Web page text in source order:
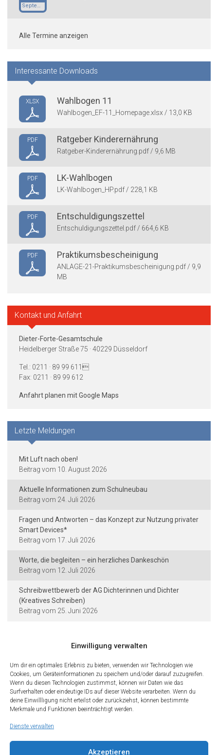
Einwilligung verwalten
Um dir ein optimales Erlebnis zu bieten, verwenden wir Technologien wie
Cookies, um Geräteinformationen zu speichern und/oder darauf zuzugreifen.
Wenn du diesen Technologien zustimmst, können wir Daten wie das
Surfverhalten oder eindeutige IDs auf dieser Website verarbeiten. Wenn du
deine Einwillligung nicht erteilst oder zurückziehst, können bestimmte
Merkmale und Funktionen beeinträchtigt werden.
Dienste verwalten
Akzeptieren
September
Alle Termine anzeigen
Interessante Downloads
XLSX Wahlbogen 11
Wahlbogen_EF-11_Homepage.xlsx / 13,0 KB
PDF Ratgeber Kinderernährung
Ratgeber-Kinderernährung.pdf / 9,6 MB
PDF LK-Wahlbogen
LK-Wahlbogen_HP.pdf / 228,1 KB
PDF Entschuldigungszettel
Entschuldigungszettel.pdf / 664,6 KB
PDF Praktikumsbescheinigung
ANLAGE-21-Praktikumsbescheinigung.pdf / 9,9
MB
Kontakt und Anfahrt
Dieter-Forte-Gesamtschule
Heidelberger Straße 75 · 40229 Düsseldorf
Tel.: 0211 · 89 99 611
Fax: 0211 · 89 99 612
Anfahrt planen mit Google Maps
Letzte Meldungen
Mit Luft nach oben!
10. August 2026
Aktuelle Informationen zum Schulneubau
24. Juli 2026
Fragen und Antworten – das Konzept zur Nutzung privater
Smart Devices*
17. Juli 2026
Worte, die begleiten – ein herzliches Dankeschön
12. Juli 2026
Schreibwettbewerb der AG Dichterinnen und Dichter
(Kreatives Schreiben)
25. Juni 2026
Kontakt und Rechtliches
Städtische Dieter-Forte-Gesamtschule
Heidelberger Straße 75 · 40229 Düsseldorf
Tel.: 0211 · 89 99 611
Fax: 0211 · 89 99 612
Kontakt Impressum
Teilen Sie diese Seite mit Freunden